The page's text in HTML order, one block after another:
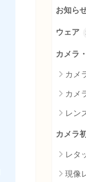
お知ら
ウェア
カメラ
カメ
カメ
レン
カメラ
レタ
現像